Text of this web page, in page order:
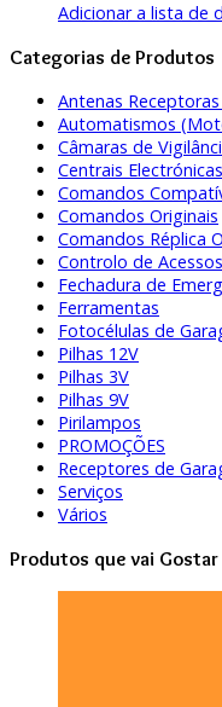
Adicionar a lista de
Categorias de Produtos
Antenas Receptoras
Automatismos
Câmaras de
Centrais Electrónicas
Comandos
Comandos Originais
Comandos Réplica
Controlo de Acessos
Fechadura de
Ferramentas
Fotocélulas de
Pilhas 12V
Pilhas 3V
Pilhas 9V
Pirilampos
PROMOÇÕES
Receptores de
Serviços
Vários
Produtos que vai Gostar